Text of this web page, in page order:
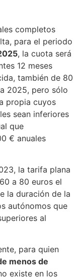
completos
para el periodo
, la cuota será
12 meses
también de 80
2025, pero sólo
propia cuyos
sean inferiores
que
€ anuales
la tarifa plana
a 80 euros el
la duración de la
autónomos que
al
para quien
menos de
existe en los